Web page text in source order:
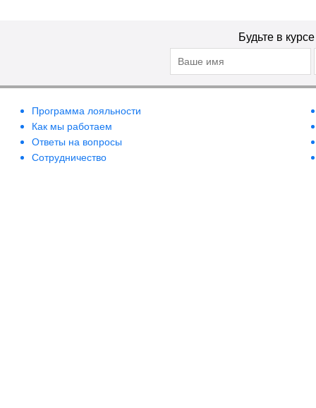
Будьте в
Программа лояльности
Как мы работаем
Ответы на вопросы
Сотрудничество